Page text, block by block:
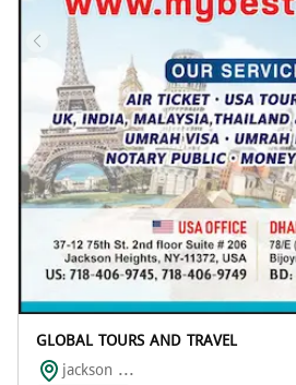
GLOBAL TOURS AND TRAVEL
jackson ...